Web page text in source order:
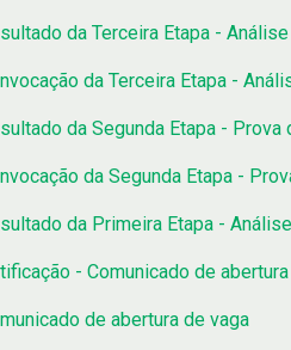
da Terceira Etapa -
da Terceira Etapa -
da Segunda Etapa - Prova
da Segunda Etapa -
da Primeira Etapa -
- Comunicado de
de abertura de vaga